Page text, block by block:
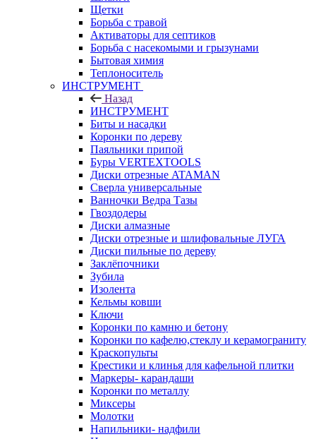
Щетки
Борьба с травой
Активаторы для септиков
Борьба с насекомыми и грызунами
Бытовая химия
Теплоноситель
ИНСТРУМЕНТ
Назад
ИНСТРУМЕНТ
Биты и насадки
Коронки по дереву
Паяльники припой
Буры VERTEXTOOLS
Диски отрезные ATAMAN
Сверла универсальные
Ванночки Ведра Тазы
Гвоздодеры
Диски алмазные
Диски отрезные и шлифовальные ЛУГА
Диски пильные по дереву
Заклёпочники
Зубила
Изолента
Кельмы ковши
Ключи
Коронки по камню и бетону
Коронки по кафелю,стеклу и керамограниту
Краскопульты
Крестики и клинья для кафельной плитки
Маркеры- карандаши
Коронки по металлу
Миксеры
Молотки
Напильники- надфили